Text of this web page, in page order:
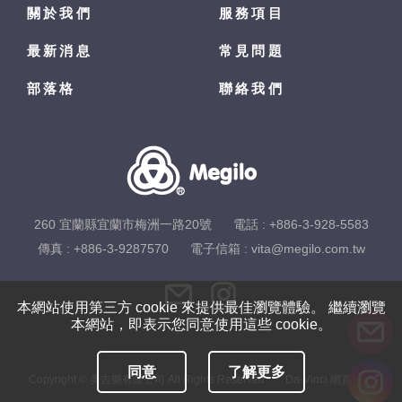
本網站使用第三方 cookie 來提供最佳瀏覽體驗。 繼續瀏覽
本網站，即表示您同意使用這些 cookie。
同意 了解更多
關於我們 服務項目
最新消息 常見問題
部落格 聯絡我們
260 宜蘭縣宜蘭市梅洲一路20號 電話 : +886-3-928-5583
傳真 : +886-3-9287570
電子信箱 : vita@megilo.com.tw
Copyright © 美吉樂有限公司 All Rights Reserved.